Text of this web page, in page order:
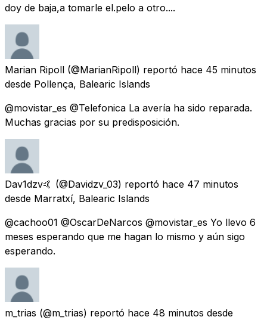
doy de baja,a tomarle el.pelo a otro....
Marian Ripoll (@MarianRipoll) reportó hace 45 minutos
desde Pollença, Balearic Islands
@movistar_es @Telefonica La avería ha sido reparada.
Muchas gracias por su predisposición.
Dav1dzv🤙 (@Davidzv_03) reportó hace 47 minutos
desde Marratxí, Balearic Islands
@cachoo01 @OscarDeNarcos @movistar_es Yo llevo 6
meses esperando que me hagan lo mismo y aún sigo
esperando.
m_trias (@m_trias) reportó hace 48 minutos desde